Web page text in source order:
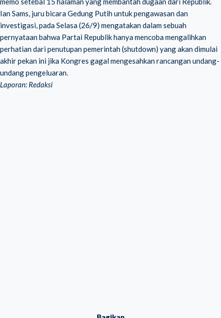
Ian Sams, juru bicara Gedung Putih untuk pengawasan dan
investigasi, pada Selasa (26/9) mengatakan dalam sebuah
pernyataan bahwa Partai Republik hanya mencoba mengalihkan
perhatian dari penutupan pemerintah (shutdown) yang akan dimulai
akhir pekan ini jika Kongres gagal mengesahkan rancangan undang-
undang pengeluaran.
Laporan: Redaksi